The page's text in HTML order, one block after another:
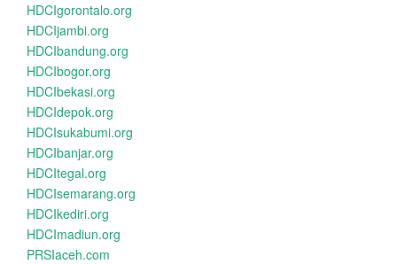
HDCIgorontalo.org
HDCIjambi.org
HDCIbandung.org
HDCIbogor.org
HDCIbekasi.org
HDCIdepok.org
HDCIsukabumi.org
HDCIbanjar.org
HDCItegal.org
HDCIsemarang.org
HDCIkediri.org
HDCImadiun.org
PRSIaceh.com